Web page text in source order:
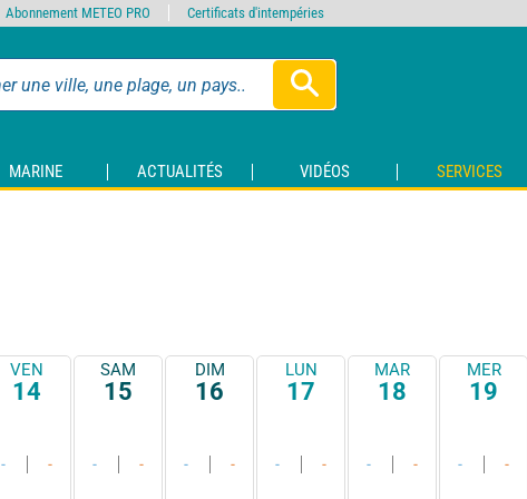
MARINE ACTUALITÉS VIDÉOS SERVICES
VEN
14
- -
SAM
15
- -
DIM
16
- -
LUN
17
- -
MAR
18
- -
MER
19
- -
Abonnement METEO PRO Certificats d'intempéries